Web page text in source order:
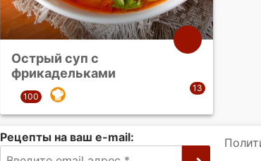
Острый суп с
фрикадельками
Рецепты на ваш e-mail: